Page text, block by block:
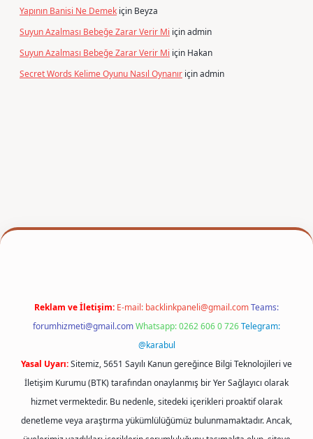
Yapının Banisi Ne Demek için Beyza
Suyun Azalması Bebeğe Zarar Verir Mi içinadmin
Suyun Azalması Bebeğe Zarar Verir Mi için Hakan
Secret Words Kelime Oyunu Nasıl Oynanır içinadmin
Reklam ve İletişim: E-mail: backlinkpaneli@gmail.comTeams:
forumhizmeti@gmail.comWhatsapp: 0262 606 0 726Telegram:
@karabul
Yasal Uyarı:Sitemiz, 5651 Sayılı Kanun gereğince Bilgi Teknolojileri ve
İletişim Kurumu (BTK) tarafından onaylanmış bir Yer Sağlayıcı olarak
hizmet vermektedir. Bu nedenle, sitedeki içerikleri proaktif olarak
denetleme veya araştırma yükümlülüğümüz bulunmamaktadır. Ancak,